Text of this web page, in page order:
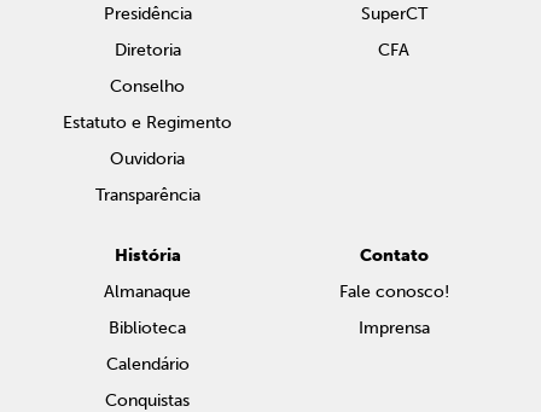
Presidência
Diretoria
Conselho
Estatuto e Regimento
Ouvidoria
Transparência
SuperCT
CFA
História
Almanaque
Biblioteca
Calendário
Conquistas
Contato
Fale conosco!
Imprensa